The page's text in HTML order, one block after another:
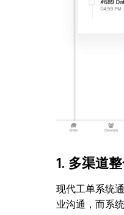
1. 多渠道
现代工单系统
业沟通，而系